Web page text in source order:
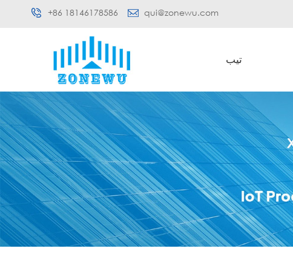
+86 18146178586 qui@zonewu.com
تيب